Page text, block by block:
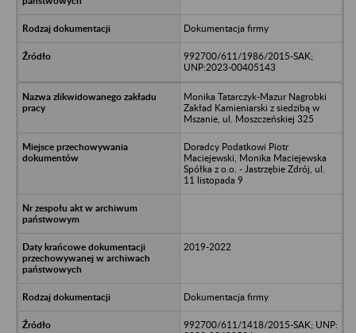
Dokumentacja firmy
992700/611/1986/2015-SAK;
UNP:2023-00405143
Monika Tatarczyk-Mazur Nagrobki
Zakład Kamieniarski z siedzibą w
Mszanie, ul. Moszczeńskiej 325
Doradcy Podatkowi Piotr
Maciejewski, Monika Maciejewska
Spółka z o.o. - Jastrzębie Zdrój, ul.
11 listopada 9
2019-2022
Dokumentacja firmy
992700/611/1418/2015-SAK; UNP: